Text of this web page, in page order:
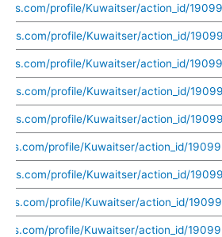
profile/Kuwaitser/action_id/
profile/Kuwaitser/action_id/
profile/Kuwaitser/action_id/
profile/Kuwaitser/action_id/
profile/Kuwaitser/action_id/
profile/Kuwaitser/action_id/
profile/Kuwaitser/action_id/
profile/Kuwaitser/action_id/
profile/Kuwaitser/action_id/